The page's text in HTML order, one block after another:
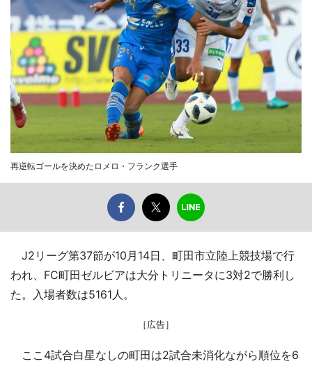
再逆転ゴールを決めたロメロ・フランク選手
J2リーグ第37節が10月14日、町田市立陸上競技場で行
われ、FC町田ゼルビアは大分トリニータに3対2で勝利し
た。入場者数は5161人。
［広告］
ここ4試合白星なしの町田は2試合未消化ながら順位を6